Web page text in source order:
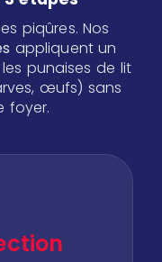
piqûres. Nos
appliquent un
punaises de lit
œufs) sans
foyer.